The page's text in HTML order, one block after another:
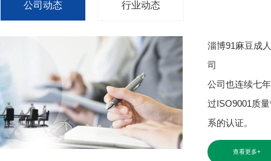
公司动态 行业动态
淄博91麻豆成
司
公司也连续七
过ISO9001质
系的认证。
查看更多+